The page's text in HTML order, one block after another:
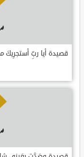
قصيدة أيا ربِّ أستجرِيكَ